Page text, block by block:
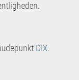
DIX.